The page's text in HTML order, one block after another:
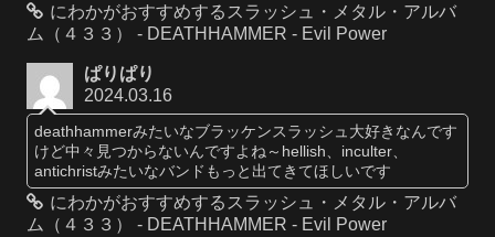
にわかがおすすめするスラッシュ・メタル・アルバ
ム（４３３） - DEATHHAMMER - Evil Power
ぱりぱり
2024.03.16
deathhammerみたいなブラッケンスラッシュ大好きなんです
けど中々見つからないんですよね～hellish、inculter、
antichristみたいなバンドもっと出てきてほしいです
にわかがおすすめするスラッシュ・メタル・アルバ
ム（４３３） - DEATHHAMMER - Evil Power